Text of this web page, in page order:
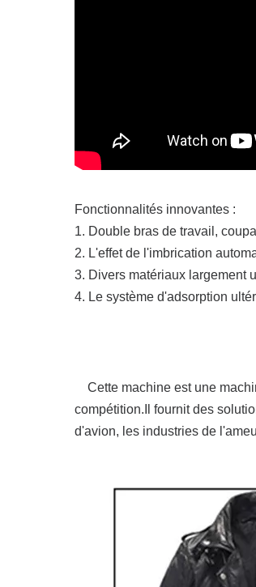
Fonctionnalités innovantes :
1. Double bras de travail,
2. L'effet de l'imbrication
3. Divers matériaux largement
4. Le système d'adsorption
Cette machine est une
compétition.Il fournit des
d'avion, les industries de